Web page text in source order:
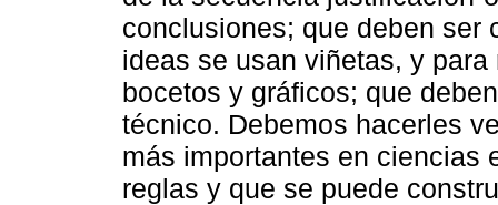
conclusiones; que deben ser
ideas se usan viñetas, y
bocetos y gráficos; que
técnico. Debemos hacerles
más importantes en ciencias
reglas y que se puede